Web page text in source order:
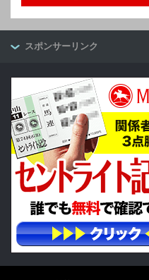
スポンサーリンク